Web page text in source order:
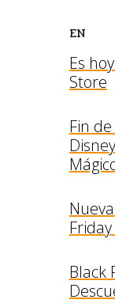
EN
Es
Store
Fin
Black